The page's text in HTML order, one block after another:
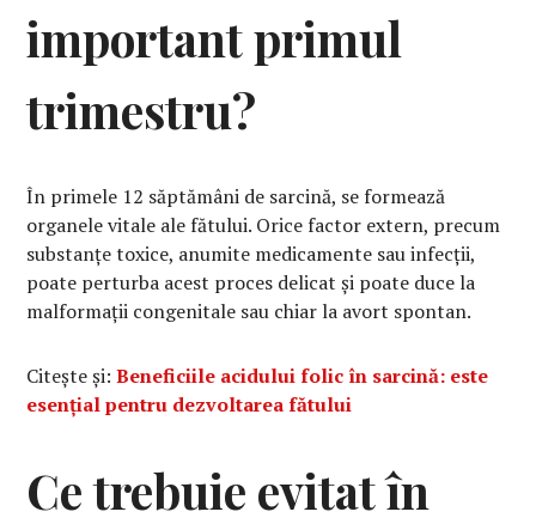
important primul
trimestru?
În primele 12 săptămâni de sarcină, se formează
organele vitale ale fătului. Orice factor extern, precum
substanțe toxice, anumite medicamente sau infecții,
poate perturba acest proces delicat și poate duce la
malformații congenitale sau chiar la avort spontan.
Citește și:Beneficiile acidului folic în sarcină: este
esențial pentru dezvoltarea fătului
Ce trebuie evitat în